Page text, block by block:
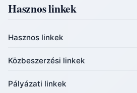
Hasznos linkek
Hasznos linkek
Közbeszerzési linkek
Pályázati linkek